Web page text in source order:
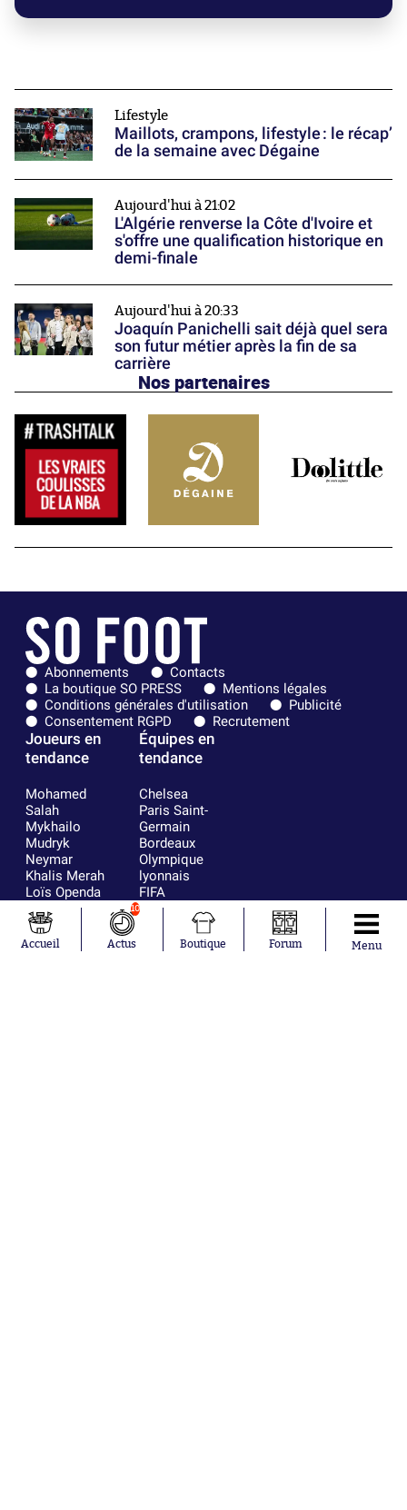
Lifestyle
Maillots, crampons, lifestyle : le récap’
de la semaine avec Dégaine
Aujourd'hui à 21:02
L'Algérie renverse la Côte d'Ivoire et
s'offre une qualification historique en
demi-finale
Aujourd'hui à 20:33
Joaquín Panichelli sait déjà quel sera
son futur métier après la fin de sa
carrière
Nos partenaires
Abonnements
Contacts
La boutique SO PRESS
Mentions légales
Conditions générales d'utilisation
Publicité
Consentement RGPD
Recrutement
Joueurs en
tendance
Mohamed
Salah
Mykhailo
Mudryk
Neymar
Khalis Merah
Loïs Openda
Moussa
Niakhaté
Nicolás
Équipes en
tendance
Chelsea
Paris Saint-
Germain
Bordeaux
Olympique
lyonnais
FIFA
Real Madrid
RC Strasbourg
AC Milan
Accueil
10
Actus Boutique Forum Menu